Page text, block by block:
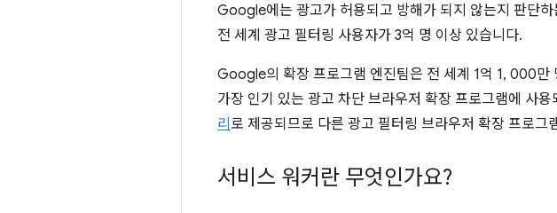
Google에는 광고가 허용되고 방해가 되지 않는지 판단
전 세계 광고 필터링 사용자가 3억 명 이상 있습니다.
Google의 확장 프로그램 엔진팀은 전 세계 1억 1, 000
가장 인기 있는 광고 차단 브라우저 확장 프로그램에 사
리 로 제공되므로 다른 광고 필터링 브라우저 확장 프로그
서비스 워커란 무엇인가요?